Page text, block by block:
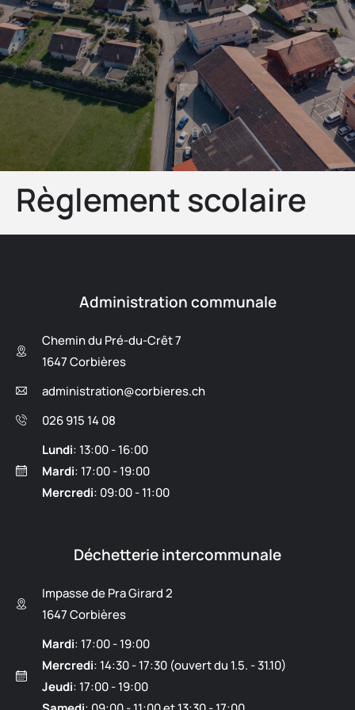
Règlement scolaire
Administration communale
Chemin du Pré-du-Crêt 7
1647 Corbières
administration@corbieres.ch
026 915 14 08
Lundi: 13:00 - 16:00
Mardi: 17:00 - 19:00
Mercredi: 09:00 - 11:00
Déchetterie intercommunale
Impasse de Pra Girard 2
1647 Corbières
Mardi: 17:00 - 19:00
Mercredi: 14:30 - 17:30 (ouvert du 1.5. - 31.10)
Jeudi: 17:00 - 19:00